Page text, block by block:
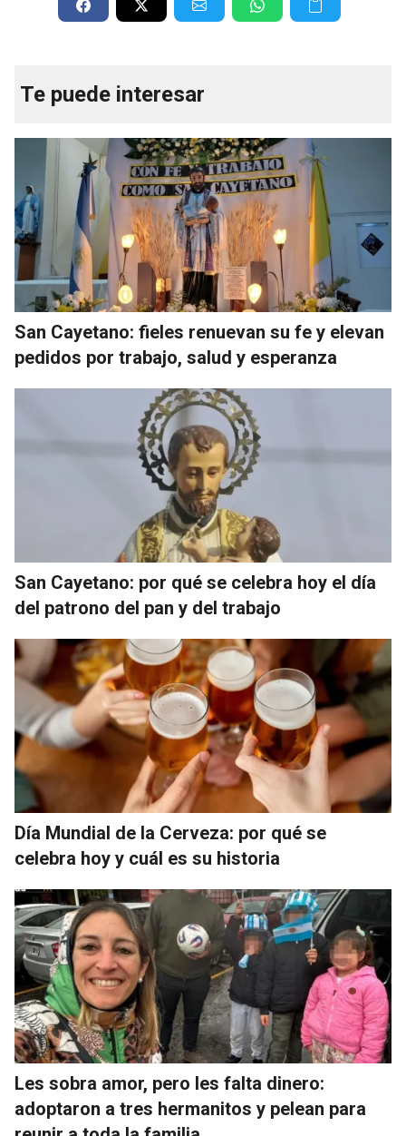
Te puede interesar
San Cayetano: fieles renuevan su fe y elevan
pedidos por trabajo, salud y esperanza
San Cayetano: por qué se celebra hoy el día
del patrono del pan y del trabajo
Día Mundial de la Cerveza: por qué se
celebra hoy y cuál es su historia
Les sobra amor, pero les falta dinero:
adoptaron a tres hermanitos y pelean para